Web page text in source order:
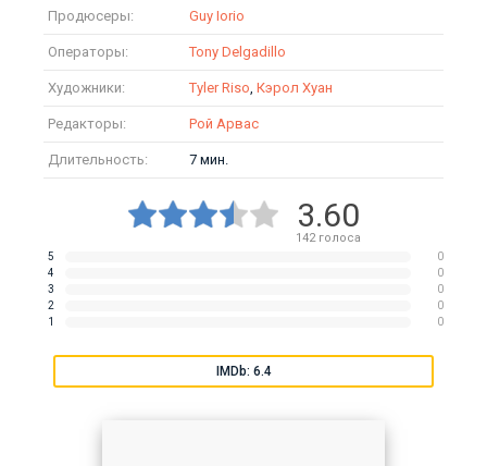
Продюсеры: Guy Iorio
Операторы: Tony Delgadillo
Художники: Tyler Riso, Кэрол Хуан
Редакторы: Рой Арвас
Длительность: 7 мин.
3.60
142голоса
5
0
4
0
3
0
2
0
1
0
IMDb: 6.4